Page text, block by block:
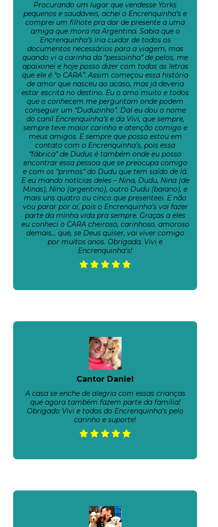
Procurando um lugar que vendesse Yorks
pequenos e saudáveis, achei o Encrenquinha’s e
comprei um filhote pra dar de presente a uma
amiga que mora na Argentina. Sabia que o
Encrenquinha’s iria cuidar de todos os
documentos necessários para a viagem, mas
quando vi a carinha da “pessoinha” de pelos, me
apaixonei e hoje posso dizer com todas as letras
que ele é “o CARA”. Assim começou essa história
de amor que nasceu ao acaso, mas já deveria
estar escrita no destino. Eu o amo muito e todos
que o conhecem me perguntam onde podem
conseguir um “Duduzinho”. Daí eu dou o nome
do canil Encrenquinha’s e da Vivi, que sempre,
sempre teve maior carinho e atenção comigo e
meus amigos. E sempre que posso estou em
contato com o Encrenquinha’s, pois essa
“fábrica” de Dudus é também onde eu posso
encontrar essa pessoa que se preocupa comigo
e com os “primos” do Dudu que tem saído de lá.
E eu mando notícias deles – Nina, Dudu, Nina (de
Minas), Nino (argentino), outro Dudu (baiano), e
mais uns quatro ou cinco que presenteei. E não
vou parar por aí, pois o Encrenquinha’s vai fazer
parte da minha vida pra sempre. Graças a eles
eu conheci o CARA cheiroso, carinhoso, amoroso
demais… que, se Deus quiser, vai viver comigo
por muitos anos. Obrigada, Vivi e
Encrenquinha’s!
Cantor Daniel
A casa se enche de alegria com essas crianças
que agora também fazem parte da família!
Obrigado Vivi e todos do Encrenquinha's pelo
carinho e suporte!